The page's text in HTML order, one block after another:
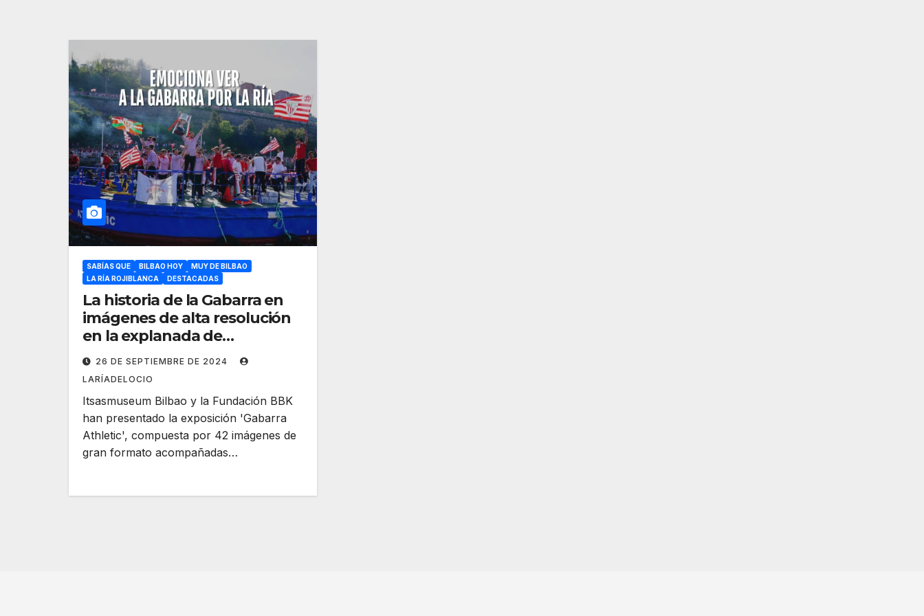
SABÍAS QUE BILBAO HOY
MUY DE BILBAO
LA RÍA ROJIBLANCA
DESTACADAS
La historia de la Gabarra en
imágenes de alta resolución
en la explanada de
Itsasmuseum
26 DE SEPTIEMBRE DE 2024
LARÍADELOCIO
Itsasmuseum Bilbao y la Fundación BBK
han presentado la exposición 'Gabarra
Athletic', compuesta por 42 imágenes de
gran formato acompañadas…